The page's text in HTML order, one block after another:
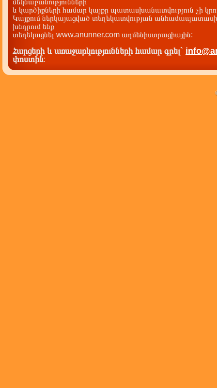
և կարծիքների համար կայքը պատասխանատվություն չի
Կայքում ներկայացված տեղեկատվության
խնդրում ենք
տեղեկացնել www.anunner.com ադմենիստրացիային:
Հարցերի և առաջարկությունների համար գրել`
փոստին: